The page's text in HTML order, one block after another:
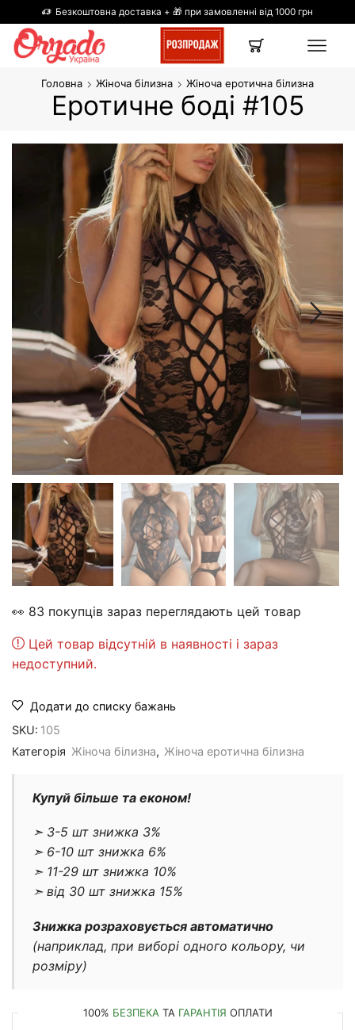
Безкоштовна доставка + 🎁 при замовленні від 1000 грн
Головна Жіноча білизна Жіноча еротична білизна
Еротичне боді #105
👀 83 покупців зараз переглядають цей товар
Цей товар відсутній в наявності і зараз
недоступний.
Додати до списку бажань
SKU: 105
Категорія Жіноча білизна, Жіноча еротична білизна
Купуй більше та економ!
➣ 3-5 шт знижка 3%
➣ 6-10 шт знижка 6%
➣ 11-29 шт знижка 10%
➣ від 30 шт знижка 15%
Знижка розраховується автоматично
(наприклад, при виборі одного кольору, чи
розміру)
100% БЕЗПЕКАТА ГАРАНТІЯ ОПЛАТИ